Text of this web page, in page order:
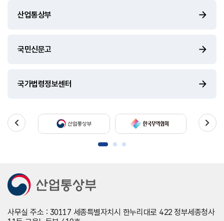
산업통상부
국민신문고
국가법령정보센터
사무실 주소 : 30117 세종특별자치시 한누리대로 422 정부세종청사